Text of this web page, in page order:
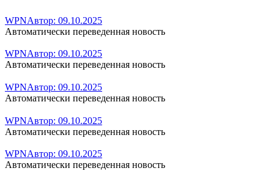
WPNАвтор: 09.10.2025
Автоматически переведенная новость
WPNАвтор: 09.10.2025
Автоматически переведенная новость
WPNАвтор: 09.10.2025
Автоматически переведенная новость
WPNАвтор: 09.10.2025
Автоматически переведенная новость
WPNАвтор: 09.10.2025
Автоматически переведенная новость